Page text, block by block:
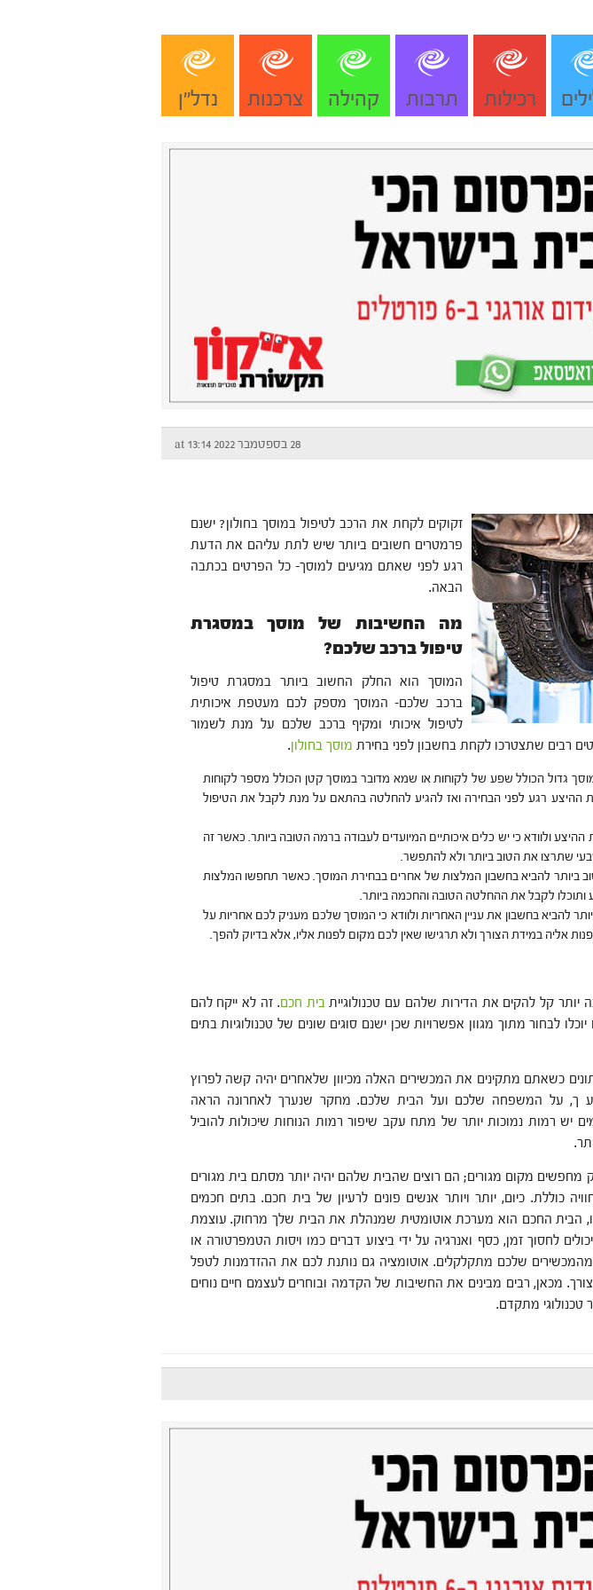
רכילות תרבות קהילה צרכנות נדל"ן
28 בספטמבר 2022 at 13:14
זקוקים לקחת את הרכב לטיפול במוסך בחולון? ישנם
פרמטרים חשובים ביותר שיש לתת עליהם את הדעת
רגע לפני שאתם מגיעים למוסך- כל הפרטים בכתבה
הבאה.
מה החשיבות של מוסך במסגרת
טיפול ברכב שלכם?
המוסך הוא החלק החשוב ביותר במסגרת טיפול
ברכב שלכם- המוסך מספק לכם מעטפת איכותית
לטיפול איכותי ומקיף ברכב שלכם על מנת לשמור
רבים שתצטרכו לקחת בחשבון לפני בחירת מוסך בחולון.
גדול הכולל שפע של לקוחות או שמא מדובר במוסך קטן הכולל מספר לקוחות
ההיצע רגע לפני הבחירה ואז להגיע להחלטה בהתאם על מנת לקבל את הטיפול
ההיצע ולוודא כי יש כלים איכותיים המיועדים לעבודה ברמה הטובה ביותר. כאשר זה
שתרצו את הטוב ביותר ולא להתפשר.
ביותר להביא בחשבון המלצות של אחרים בבחירת המוסך. כאשר תחפשו המלצות
לקבל את ההחלטה הטובה והחכמה ביותר.
להביא בחשבון את עניין האחריות ולוודא כי המוסך שלכם מעניק לכם אחריות על
אליה במידת הצורך ולא תרגישו שאין לכם מקום לפנות אליו, אלא בדיוק להפך.
יותר קל להקים את הדירות שלהם עם טכנולוגייתבית חכם. זה לא ייקח להם
לבחור מתוך מגוון אפשרויות שכן ישנם סוגים שונים של טכנולוגיות בתים
כשאתם מתקינים את המכשירים האלה מכיוון שלאחרים יהיה קשה לפרוץ
ך, על המשפחה שלכם ועל הבית שלכם. מחקר שנערך לאחרונה הראה
יש רמות נמוכות יותר של מתח עקב שיפור רמות הנוחות שיכולות להוביל
מחפשים מקום מגורים; הם רוצים שהבית שלהם יהיה יותר מסתם בית מגורים
כוללת. כיום, יותר ויותר אנשים פונים לרעיון של בית חכם. בתים חכמים
הבית החכם הוא מערכת אוטומטית שמנהלת את הבית שלך מרחוק. עוצמת
לחסוך זמן, כסף ואנרגיה על ידי ביצוע דברים כמו ויסות הטמפרטורה או
שלכם מתקלקלים. אוטומציה גם נותנת לכם את ההזדמנות לטפל
מכאן, רבים מבינים את החשיבות של הקדמה ובוחרים לעצמם חיים נוחים
טכנולוגי מתקדם.